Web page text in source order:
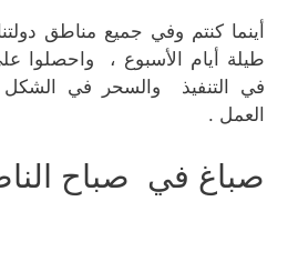
أينما كنتم وفي جميع مناطق
طيلة أيام الأسبوع ، واحصلوا
في التنفيذ والسحر في الشكل
العمل .
صباغ في صباح